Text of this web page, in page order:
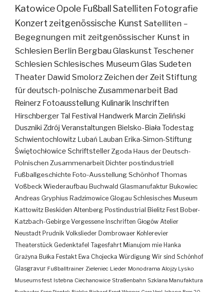
KatowiceOpole FußballSatelliten Fotografie
Konzertzeitgenössische Kunst Satelliten –
Begegnungen mit zeitgenössischer Kunst in
Schlesien Berlin BergbauGlaskunst Teschener
Schlesien Schlesisches MuseumGlas Sudeten
Theater Dawid SmolorzZeichen der Zeit Stiftung
für deutsch-polnische Zusammenarbeit Bad
Reinerz Fotoausstellung Kulinarik Inschriften
Hirschberger Tal Festival Handwerk Marcin Zieliński
Duszniki Zdrój Veranstaltungen Bielsko-Biała Todestag
Schwientochlowitz
Lubań Lauban Erika-Simon-Stiftung
Świętochłowice SchriftstellerZgoda Haus der Deutsch-
Polnischen ZusammenarbeitDichterpostindustriell
Fußballgeschichte Foto-AusstellungSchönhofThomas
VoßbeckWiederaufbau Buchwald Glasmanufaktur Bukowiec
Andreas Gryphius Radzimowice Glogau Schlesisches Museum
Kattowitz Beskiden Altenberg Postindustrial Bielitz Fest Bober-
Katzbach-Gebirge Vergessene Inschriften Głogów Atelier
Neustadt Prudnik Volkslieder Dombrowaer Kohlerevier
Theaterstück Gedenktafel Tagesfahrt Mianujom mie Hanka
Grażyna Bułka Festakt Ewa Chojecka Würdigung Wir sind Schönhof
Glasgravur Fußballtrainer Zieleniec Lieder Monodrama Alojzy Lysko
Museumsfest Istebna Ciechanowice Straßenbahn Szklana Manufaktura